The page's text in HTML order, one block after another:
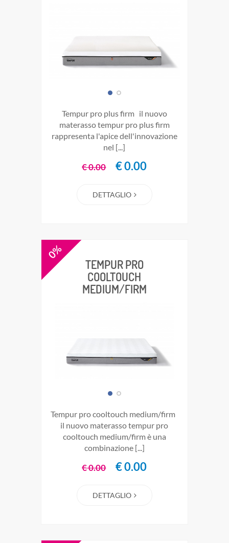
tempur pro plus firm il nuovo
materasso tempur pro plus firm
rappresenta l'apice dell'innovazione
nel [...]
€ 0.00 € 0.00
DETTAGLIO
0%
TEMPUR PRO
COOLTOUCH
MEDIUM/FIRM
tempur pro cooltouch medium/firm
il nuovo materasso tempur pro
cooltouch medium/firm è una
combinazione [...]
€ 0.00 € 0.00
DETTAGLIO